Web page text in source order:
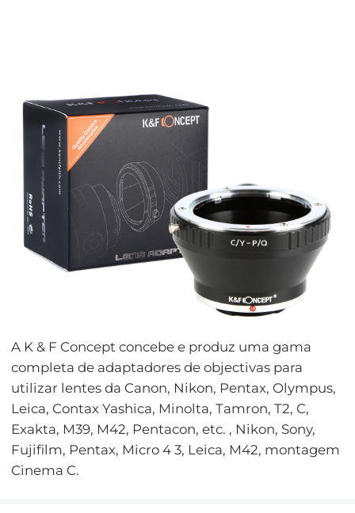
A K & F Concept concebe e produz uma gama
completa de adaptadores de objectivas para
utilizar lentes da Canon, Nikon, Pentax, Olympus,
Leica, Contax Yashica, Minolta, Tamron, T2, C,
Exakta, M39, M42, Pentacon, etc. , Nikon, Sony,
Fujifilm, Pentax, Micro 4 3, Leica, M42, montagem
Cinema C.